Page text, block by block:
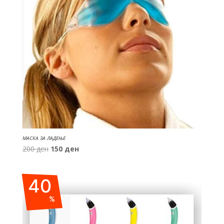
МАСКА ЗА ЛАДЕЊЕ
200ден Original
200 ден.
150 денCurrent
40
%